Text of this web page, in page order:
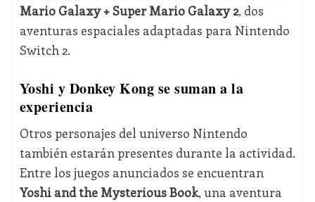
Mario Galaxy + Super Mario Galaxy 2, dos
aventuras espaciales adaptadas para Nintendo
Switch 2.
Yoshi y Donkey Kong se suman a la
experiencia
Otros personajes del universo Nintendo
también estarán presentes durante la actividad.
Entre los juegos anunciados se encuentran
Yoshi and the Mysterious Book, una aventura